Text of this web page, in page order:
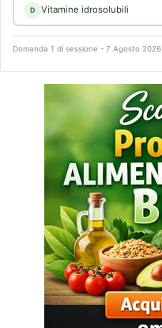
D Vitamine idrosolubili
Domanda 1 di sessione - 7 Agosto 2026